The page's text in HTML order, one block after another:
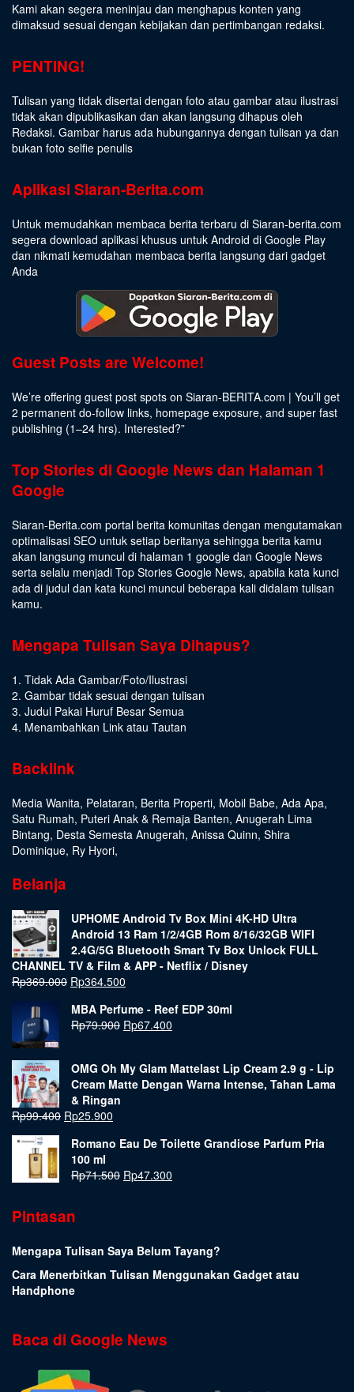
Kami akan segera meninjau dan menghapus konten yang
dimaksud sesuai dengan kebijakan dan pertimbangan redaksi.
PENTING!
Tulisan yang tidak disertai dengan foto atau gambar atau ilustrasi
tidak akan dipublikasikan dan akan langsung dihapus oleh
Redaksi. Gambar harus ada hubungannya dengan tulisan ya dan
bukan foto selfie penulis
Aplikasi Siaran-Berita.com
Untuk memudahkan membaca berita terbaru di Siaran-berita.com
segera download aplikasi khusus untuk Android di Google Play
dan nikmati kemudahan membaca berita langsung dari gadget
Anda
Guest Posts are Welcome!
We’re offering guest post spots on Siaran-BERITA.com | You’ll get
2 permanent do-follow links, homepage exposure, and super fast
publishing (1–24 hrs). Interested?”
Top Stories di Google News dan Halaman 1
Google
Siaran-Berita.com portal berita komunitas dengan mengutamakan
optimalisasi SEO untuk setiap beritanya sehingga berita kamu
akan langsung muncul di halaman 1 google dan Google News
serta selalu menjadi Top Stories Google News, apabila kata kunci
ada di judul dan kata kunci muncul beberapa kali didalam tulisan
kamu.
Mengapa Tulisan Saya Dihapus?
1. Tidak Ada Gambar/Foto/Ilustrasi
2. Gambar tidak sesuai dengan tulisan
3. Judul Pakai Huruf Besar Semua
4. Menambahkan Link atau Tautan
Backlink
Media Wanita, Pelataran, Berita Properti, Mobil Babe, Ada Apa,
Satu Rumah, Puteri Anak & Remaja Banten, Anugerah Lima
Bintang, Desta Semesta Anugerah, Anissa Quinn, Shira
Dominique, Ry Hyori,
Belanja
UPHOME Android Tv Box Mini 4K-HD Ultra
Android 13 Ram 1/2/4GB Rom 8/16/32GB WIFI
2.4G/5G Bluetooth Smart Tv Box Unlock FULL
CHANNEL TV & Film & APP - Netflix / Disney
Rp369.000 Rp364.500
MBA Perfume - Reef EDP 30ml
Rp79.900 Rp67.400
OMG Oh My Glam Mattelast Lip Cream 2.9 g - Lip
Cream Matte Dengan Warna Intense, Tahan Lama
& Ringan
Rp99.400 Rp25.900
Romano Eau De Toilette Grandiose Parfum Pria
100 ml
Rp71.500 Rp47.300
Pintasan
Mengapa Tulisan Saya Belum Tayang?
Cara Menerbitkan Tulisan Menggunakan Gadget atau
Handphone
Baca di Google News